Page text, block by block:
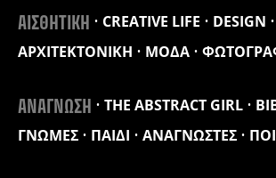
ΑΙΣΘΗΤΙΚΗ CREATIVE LIFE
DESIGN
ΑΡΧΙΤΕΚΤΟΝΙΚΗ
ΜΟΔΑ
ΑΝΑΓΝΩΣΗ THE ABSTRACT GIRL
ΓΝΩΜΕΣ
ΠΑΙΔΙ ΑΝΑΓΝΩΣΤΕΣ